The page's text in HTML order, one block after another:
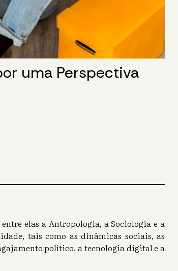
uma Perspectiva
elas a Antropologia, a Sociologia e a
tais como as dinâmicas sociais, as
político, a tecnologia digital e a